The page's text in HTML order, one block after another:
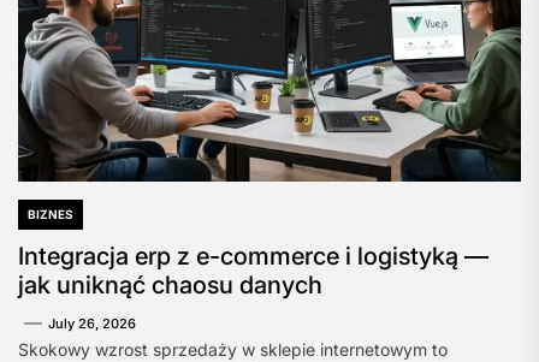
BIZNES
Integracja erp z e-commerce i logistyką —
jak uniknąć chaosu danych
July 26, 2026
Skokowy wzrost sprzedaży w sklepie internetowym to